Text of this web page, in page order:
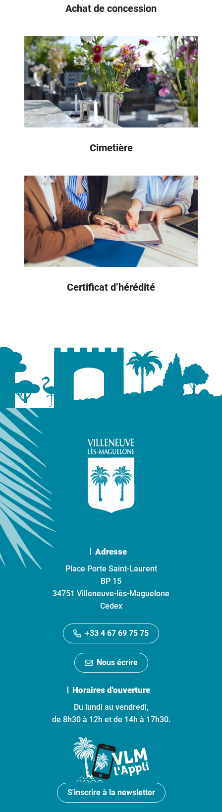
Achat de concession
Cimetière
Certificat d’hérédité
Adresse
Place Porte Saint-Laurent
BP 15
34751 Villeneuve-lès-Maguelone
Cedex
+33 4 67 69 75 75
Nous écrire
Horaires d'ouverture
Du lundi au vendredi,
de 8h30 à 12h et de 14h à 17h30.
S'inscrire à la newsletter